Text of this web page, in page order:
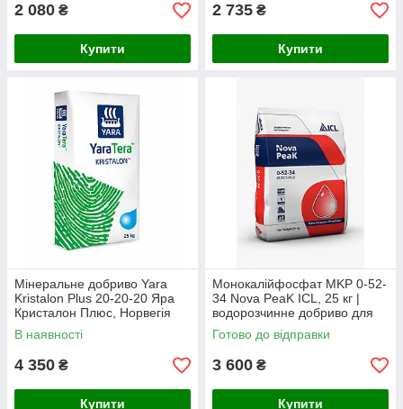
2 080 ₴
Купити
2 735 ₴
Купити
Мінеральне добриво Yara
Kristalon Plus 20-20-20 Яра
Кристалон Плюс, Норвегія
В наявності
4 350 ₴
Купити
Монокалійфосфат MKP 0-52-
34 Nova PeaK ICL, 25 кг |
водорозчинне добриво для
фертигації, гідропоніки та
позакореневого підживлення
Готово до відправки
3 600 ₴
Купити